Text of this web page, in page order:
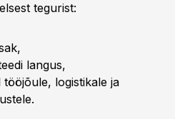
tegurist:
langus,
tööjõule, logistikale ja